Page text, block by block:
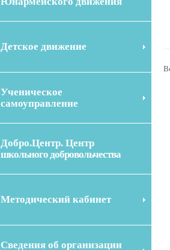
Детское движение
Ученическое
самоуправление
Добро.Центр. Центр
школьного добровольчества
Методический кабинет
Сведения об организации